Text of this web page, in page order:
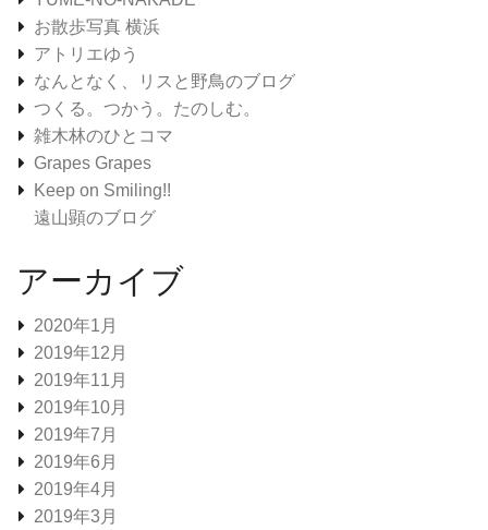
お散歩写真 横浜
アトリエゆう
なんとなく、リスと野鳥のブログ
つくる。つかう。たのしむ。
雑木林のひとコマ
Grapes Grapes
Keep on Smiling!!
遠山顕のブログ
アーカイブ
2020年1月
2019年12月
2019年11月
2019年10月
2019年7月
2019年6月
2019年4月
2019年3月